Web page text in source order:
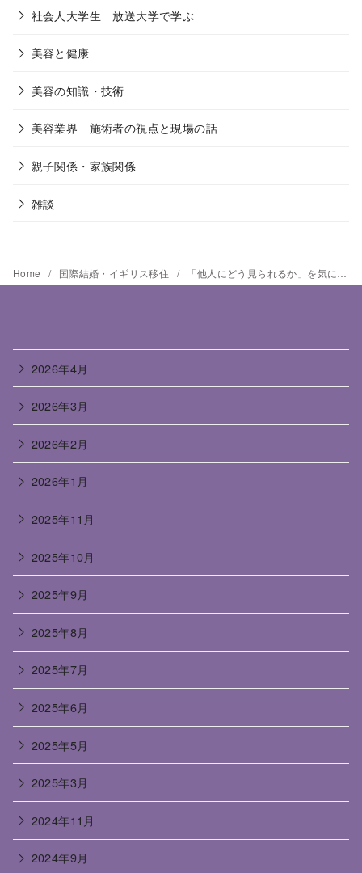
社会人大学生 放送大学で学ぶ
美容と健康
美容の知識・技術
美容業界 施術者の視点と現場の話
親子関係・家族関係
雑談
Home 国際結婚・イギリス移住 「他人にどう見られるか」を気にしすぎる原因
2026年4月
2026年3月
2026年2月
2026年1月
2025年11月
2025年10月
2025年9月
2025年8月
2025年7月
2025年6月
2025年5月
2025年3月
2024年11月
2024年9月